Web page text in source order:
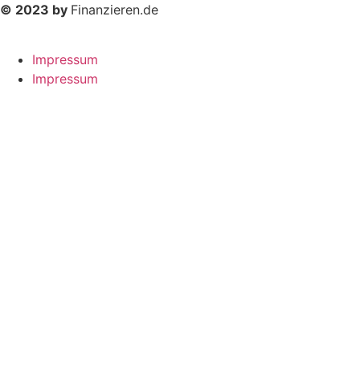
© 2023 by Finanzieren.de
Impressum
Impressum